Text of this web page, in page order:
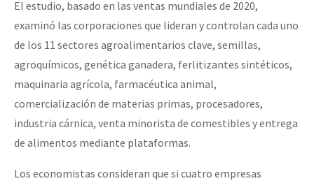
Niñxs
ETIQUETAS
MULTIMEDIA
Audio
Fotorreportaje
Video
Otras secciones
Se o México sabe, que o mundo saiba! Nossas lutas pela
[25 abr – CDMX] Tokín por el CNI: 30 años de Resistencia y
El estudio, basado en las ventas mundiales de 2020,
examinó las corporaciones que lideran y controlan cada uno
de los 11 sectores agroalimentarios clave, semillas,
agroquímicos, genética ganadera, ferlitizantes sintéticos,
maquinaria agrícola, farmacéutica animal,
comercialización de materias primas, procesadores,
industria cárnica, venta minorista de comestibles y entrega
de alimentos mediante plataformas.
Los economistas consideran que si cuatro empresas